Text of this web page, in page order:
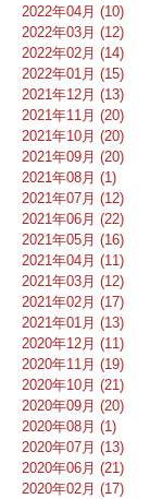
2022年04月 (10)
2022年03月 (12)
2022年02月 (14)
2022年01月 (15)
2021年12月 (13)
2021年11月 (20)
2021年10月 (20)
2021年09月 (20)
2021年08月 (1)
2021年07月 (12)
2021年06月 (22)
2021年05月 (16)
2021年04月 (11)
2021年03月 (12)
2021年02月 (17)
2021年01月 (13)
2020年12月 (11)
2020年11月 (19)
2020年10月 (21)
2020年09月 (20)
2020年08月 (1)
2020年07月 (13)
2020年06月 (21)
2020年02月 (17)